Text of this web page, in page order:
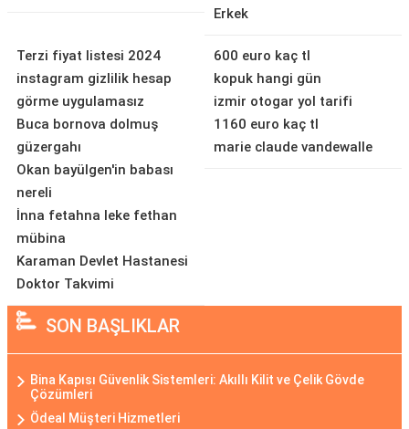
Erkek
Terzi fiyat listesi 2024
instagram gizlilik hesap
görme uygulamasız
Buca bornova dolmuş
güzergahı
Okan bayülgen'in babası
nereli
İnna fetahna leke fethan
mübina
Karaman Devlet Hastanesi
Doktor Takvimi
600 euro kaç tl
kopuk hangi gün
izmir otogar yol tarifi
1160 euro kaç tl
marie claude vandewalle
SON BAŞLIKLAR
Bina Kapısı Güvenlik Sistemleri: Akıllı Kilit ve Çelik Gövde
Çözümleri
Ödeal Müşteri Hizmetleri